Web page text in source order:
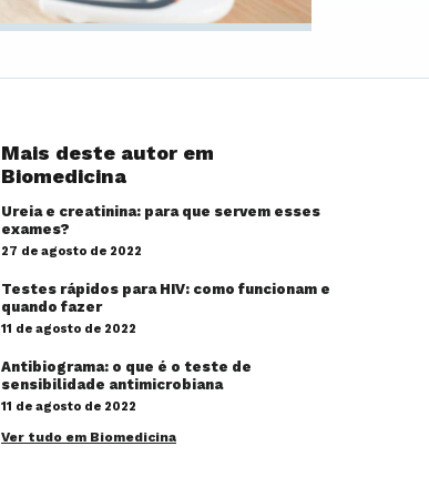
Mais deste autor em
Biomedicina
Ureia e creatinina: para que servem esses
exames?
27 de agosto de 2022
Testes rápidos para HIV: como funcionam e
quando fazer
11 de agosto de 2022
Antibiograma: o que é o teste de
sensibilidade antimicrobiana
11 de agosto de 2022
Ver tudo em Biomedicina